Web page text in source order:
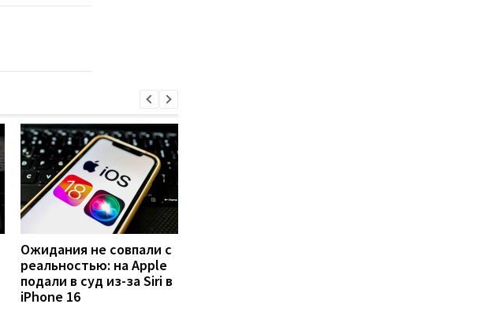
Ожидания не совпали с
реальностью: на Apple
подали в суд из-за Siri в
iPhone 16